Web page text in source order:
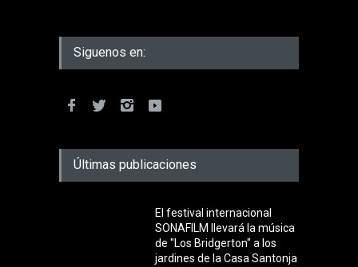
Siguenos en:
Últimas publicaciones
El festival internacional
SONAFILM llevará la música
de "Los Bridgerton" a los
jardines de la Casa Santonja